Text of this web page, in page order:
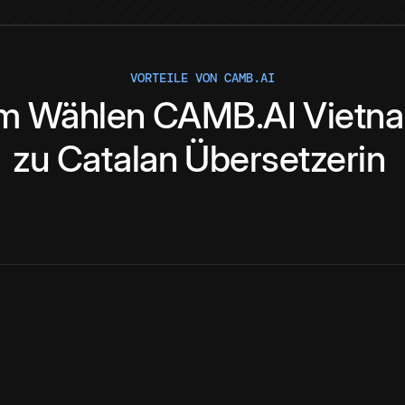
VORTEILE VON CAMB.AI
Wählen CAMB.AI
zu Catalan Übersetzerin